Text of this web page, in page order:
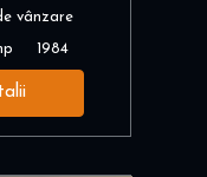
vânzare
1984